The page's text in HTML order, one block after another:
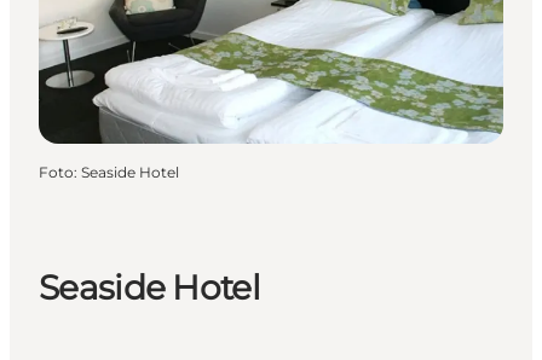
Foto: Seaside Hotel
Seaside Hotel